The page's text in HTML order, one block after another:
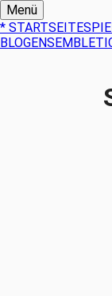
Menü
* STARTSEITE
BLOGENSEMBLE